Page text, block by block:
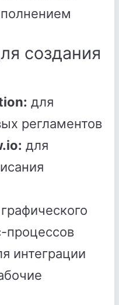
создания
для
регламентов
для
процессов
интеграции